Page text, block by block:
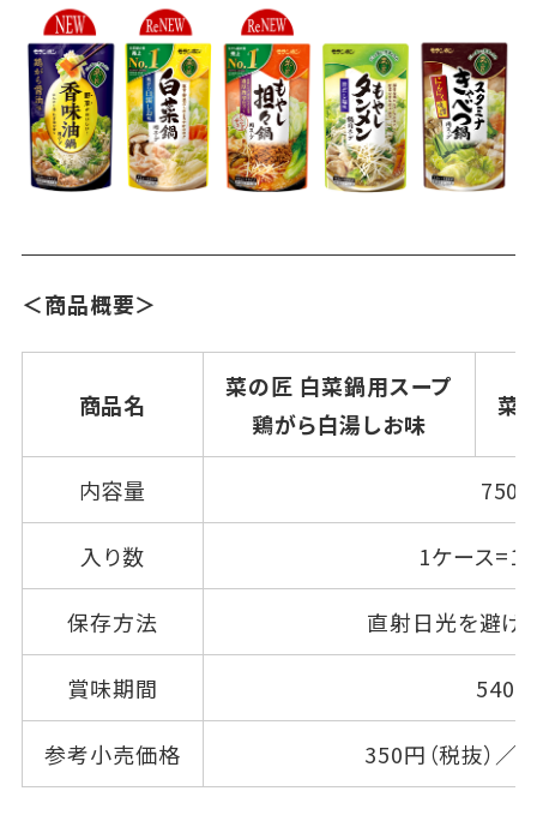
＜商品概要＞
商品名
菜の匠 白菜鍋用スープ
鶏がら白湯しお味
菜
内容量 750g
入り数 1ケース
保存方法 直射日光を避け
賞味期間 540日
参考小売価格 350円（税抜）／